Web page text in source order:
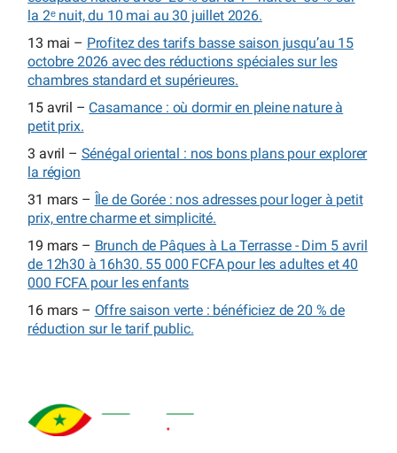
la 2ᵉ nuit, du 10 mai au 30 juillet 2026.
13 mai – Profitez des tarifs basse saison jusqu’au 15
octobre 2026 avec des réductions spéciales sur les
chambres standard et supérieures.
15 avril – Casamance : où dormir en pleine nature à
petit prix.
3 avril – Sénégal oriental : nos bons plans pour explorer
la région
31 mars – Île de Gorée : nos adresses pour loger à petit
prix, entre charme et simplicité.
19 mars – Brunch de Pâques à La Terrasse - Dim 5 avril
de 12h30 à 16h30. 55 000 FCFA pour les adultes et 40
000 FCFA pour les enfants
16 mars – Offre saison verte : bénéficiez de 20 % de
réduction sur le tarif public.